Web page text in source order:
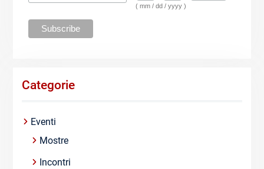
( mm / dd / yyyy )
Categorie
Eventi
Mostre
Incontri